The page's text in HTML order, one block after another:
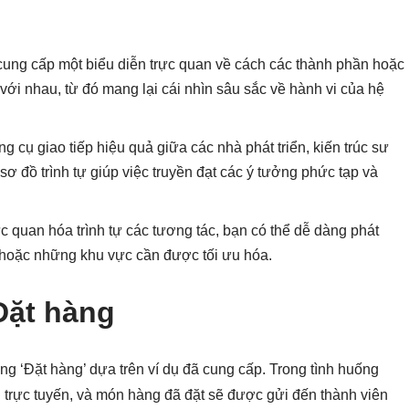
cấp một biểu diễn trực quan về cách các thành phần hoặc
nhau, từ đó mang lại cái nhìn sâu sắc về hành vi của hệ
cụ giao tiếp hiệu quả giữa các nhà phát triển, kiến trúc sư
đồ trình tự giúp việc truyền đạt các ý tưởng phức tạp và
quan hóa trình tự các tương tác, bạn có thể dễ dàng phát
những khu vực cần được tối ưu hóa.
hàng
‘Đặt hàng’ dựa trên ví dụ đã cung cấp. Trong tình huống
tuyến, và món hàng đã đặt sẽ được gửi đến thành viên